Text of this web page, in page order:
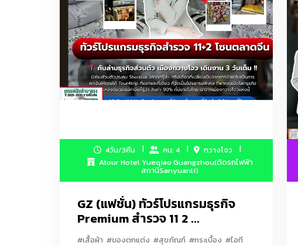
ผลิตภัณฑ์กีฬา การเดินทางและสันทนาการ ยา ผลิตภัณฑ์เพื่อสุข
สำนัก
เซรามิกทั่วไป, ของใช้ในครัวเรือน, เครื่องครัวและเครื่องใช้บน
สินค้าเทศกาล, ของขวัญและของสมนาคุณ, เครื่องแก้วศิล
สินค้าอิเล็กทรอนิกส์สำหรับผู้บริโภคและข้อมูล, เครื่องใช้ไฟฟ้า
เสื้อผ้าK-Fashion โอปป้า
เครื่องครัวพลาสติก ขอ
เครื่องมือช่าง OEM Hardware / ไขควง/คีมตัด/คีมล็อค/คีม
ทรายแมว/กระเป๋าเดินทาง/แพคเกจจิ้งDelivery Food/สกิน
แหล่งกระเป๋าราคาถูกตามเวบไซส์จีน Taobao 1688 Alibaba
4วัน/3คืน คน: 4
กวางโจว
Atour Hotel Yueqiao Guangzhou(ติดรถไฟฟ้า
สถานีSanyuanli)
GZ (แฟชั่น) ทัวร์โปรแกรมธุรกิจ
Premium สำรวจ 11 2 ...
#เสื้อผ้า #ของตกแต่ง #สุขภัณฑ์ #กระเบื้อง #ไอที